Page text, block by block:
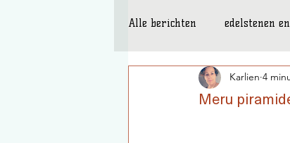
Alle berichten edelstenen
spirituele tools boeken
Meru
Karlien 4